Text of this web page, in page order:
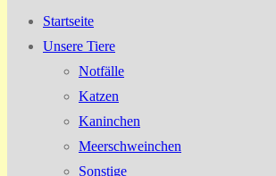
Startseite
Unsere Tiere
Notfälle
Katzen
Kaninchen
Meerschweinchen
Sonstige